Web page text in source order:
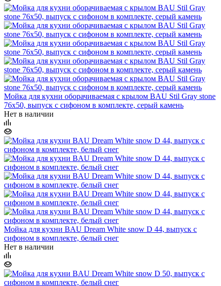
Мойка для кухни оборачиваемая с крылом BAU Stil Gray stone
76х50, выпуск с сифоном в комплекте, серый камень
Нет в наличии
Мойка для кухни BAU Dream White snow D 44, выпуск с
сифоном в комплекте, белый снег
Нет в наличии